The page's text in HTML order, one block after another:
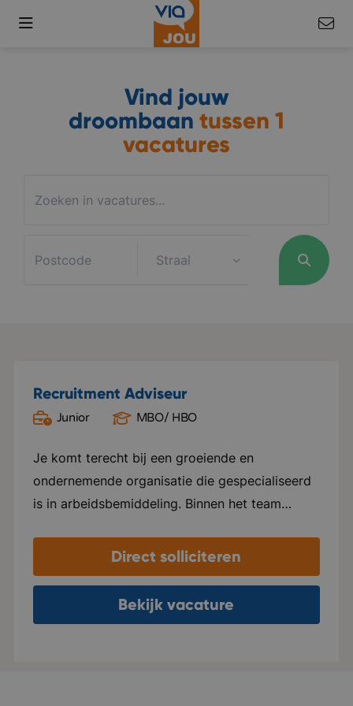
Vind jouw
droombaan tussen 1
vacatures
Recruitment Adviseur
Junior
MBO/ HBO
Je komt terecht bij een groeiende en
ondernemende organisatie die gespecialiseerd
is in arbeidsbemiddeling. Binnen het team
collega's nauw samenwerken, elkaar helpen en
successen samen vieren. Er is veel ruimte voor
eigen initiatief en persoonlijke groei. Je krijgt
de vrijheid om je eigen manier van werken te
Direct solliciteren
Bekijk vacature